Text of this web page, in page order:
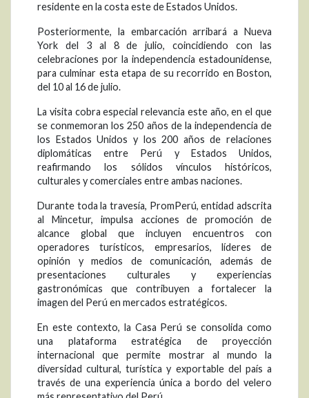
residente en la costa este de Estados Unidos.
Posteriormente, la embarcación arribará a Nueva
York del 3 al 8 de julio, coincidiendo con las
celebraciones por la independencia estadounidense,
para culminar esta etapa de su recorrido en Boston,
del 10 al 16 de julio.
La visita cobra especial relevancia este año, en el que
se conmemoran los 250 años de la independencia de
los Estados Unidos y los 200 años de relaciones
diplomáticas entre Perú y Estados Unidos,
reafirmando los sólidos vínculos históricos,
culturales y comerciales entre ambas naciones.
Durante toda la travesía, PromPerú, entidad adscrita
al Mincetur, impulsa acciones de promoción de
alcance global que incluyen encuentros con
operadores turísticos, empresarios, líderes de
opinión y medios de comunicación, además de
presentaciones culturales y experiencias
gastronómicas que contribuyen a fortalecer la
imagen del Perú en mercados estratégicos.
En este contexto, la Casa Perú se consolida como
una plataforma estratégica de proyección
internacional que permite mostrar al mundo la
diversidad cultural, turística y exportable del país a
través de una experiencia única a bordo del velero